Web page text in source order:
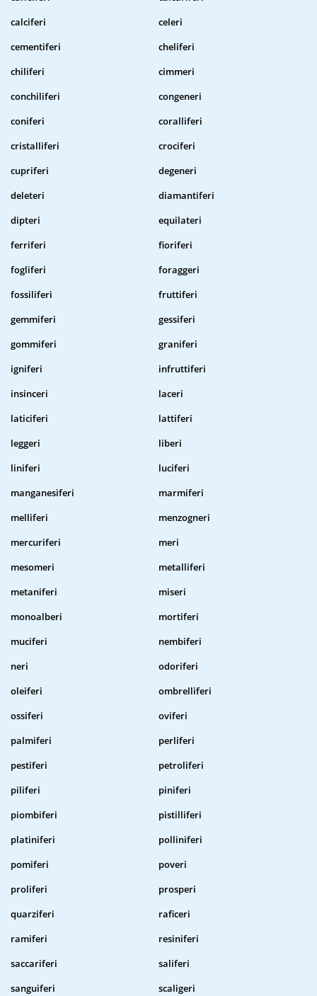
calciferi
celeri
cementiferi
cheliferi
chiliferi
cimmeri
conchiliferi
congeneri
coniferi
coralliferi
cristalliferi
crociferi
cupriferi
degeneri
deleteri
diamantiferi
dipteri
equilateri
ferriferi
fioriferi
fogliferi
foraggeri
fossiliferi
fruttiferi
gemmiferi
gessiferi
gommiferi
graniferi
igniferi
infruttiferi
insinceri
laceri
laticiferi
lattiferi
leggeri
liberi
liniferi
luciferi
manganesiferi
marmiferi
melliferi
menzogneri
mercuriferi
meri
mesomeri
metalliferi
metaniferi
miseri
monoalberi
mortiferi
muciferi
nembiferi
neri
odoriferi
oleiferi
ombrelliferi
ossiferi
oviferi
palmiferi
perliferi
pestiferi
petroliferi
piliferi
piniferi
piombiferi
pistilliferi
platiniferi
polliniferi
pomiferi
poveri
proliferi
prosperi
quarziferi
raficeri
ramiferi
resiniferi
saccariferi
saliferi
sanguiferi
scaligeri